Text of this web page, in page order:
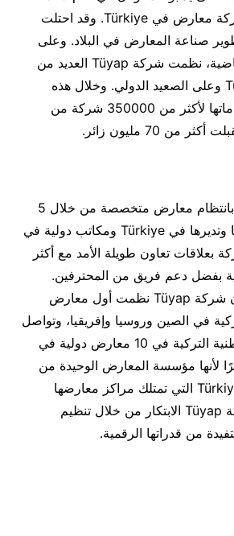
وتتميز بكونها أول شركة معارض في Türkiye. وقد احتلت
صناعة المعارض في البلاد. وعلى
مدار الـ 45 عامًا الماضية، نظمت شركة Tüyap العديد من
المعارض في Türkiye وعلى الصعيد الدولي. وخلال هذه
الفعاليات، قدّمت خدماتها لأكثر من 350000 شركة من
من 70 مليون زائر.
تنظم شركة Tüyap بانتظام معارض متخصصة من خلال 5
مراكز معارض تملكها وتديرها في Türkiye ومكاتب دولية في
بعلاقات تعاون طويلة الأمد مع أكثر
مهنية بفضل دعم فريق من المحترفين.
وتجدر الإشارة إلى أن شركة Tüyap نظمت أول معارض
في الصين وروسيا وإفريقيا، وتواصل
تنظيم المشاركة الوطنية التركية في 10 معارض دولية في
لأنها مؤسسة المعارض الوحيدة من
القطاع الخاص في Türkiye التي تمتلك مراكز معارضها
الخاصة، تواصل شركة Tüyap الابتكار من خلال تنظيم
من قدراتها الرقمية.